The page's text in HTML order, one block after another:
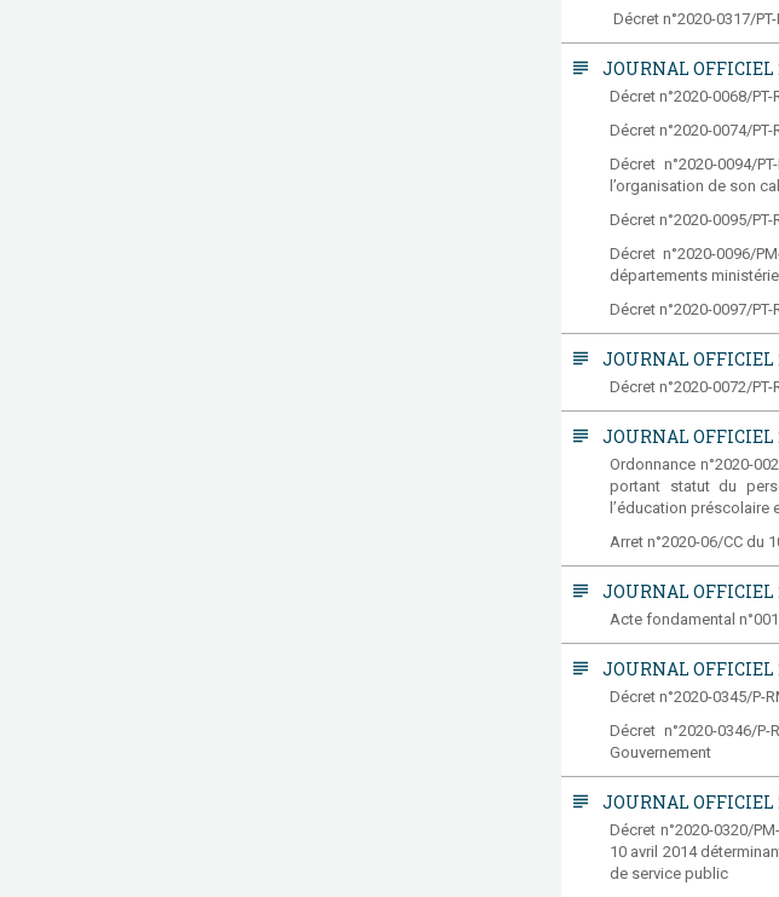
Décret n°2020-0317/
subject JOURNAL OFFICIEL
Décret n°2020-0068/
Décret n°2020-0074/
Décret n°2020-0094/
l’organisation de son
Décret n°2020-0095/
Décret n°2020-0096/
départements
Décret n°2020-0097/
subject JOURNAL OFFICIEL
Décret n°2020-0072/
subject JOURNAL OFFICIEL
Ordonnance n°2020-
portant statut du
l’éducation préscolaire
Arret n°2020-06/CC du
subject JOURNAL OFFICIEL
Acte fondamental
subject JOURNAL OFFICIEL
Décret n°2020-0345/P-
Décret n°2020-0346/
Gouvernement
subject JOURNAL OFFICIEL
Décret n°2020-0320/
10 avril 2014
de service public